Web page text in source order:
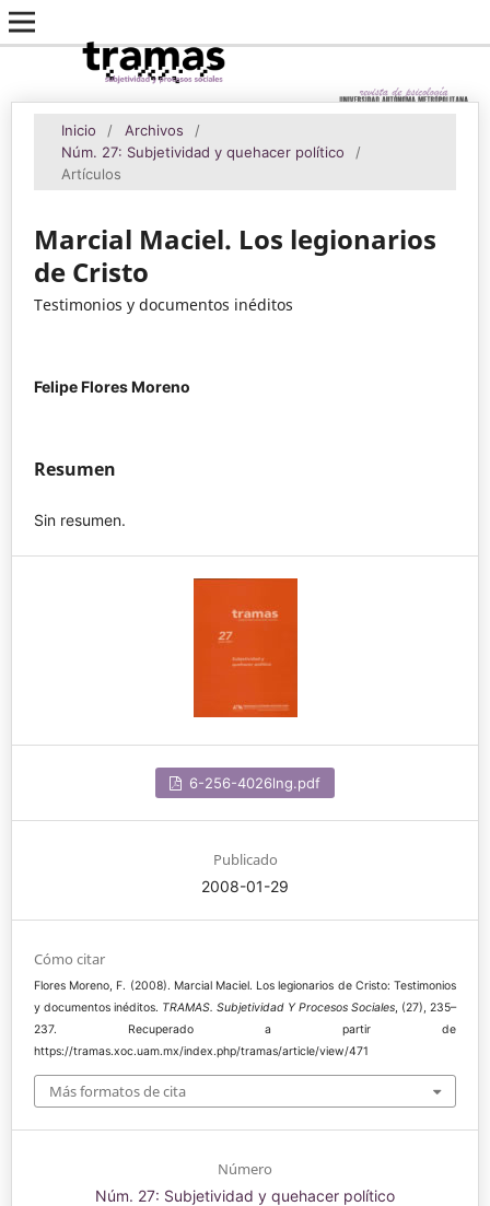
Inicio / Archivos
/
Núm. 27: Subjetividad y quehacer político
/
Artículos
Marcial Maciel. Los legionarios
de Cristo
Testimonios y documentos inéditos
Felipe Flores Moreno
Resumen
Sin resumen.
6-256-4026lng.pdf
Publicado
2008-01-29
Cómo citar
Flores Moreno, F. (2008). Marcial Maciel. Los legionarios de Cristo: Testimonios
y documentos inéditos. TRAMAS. Subjetividad Y Procesos Sociales, (27), 235–
237. Recuperado a partir de
https://tramas.xoc.uam.mx/index.php/tramas/article/view/471
Más formatos de cita
Número
Núm. 27: Subjetividad y quehacer político